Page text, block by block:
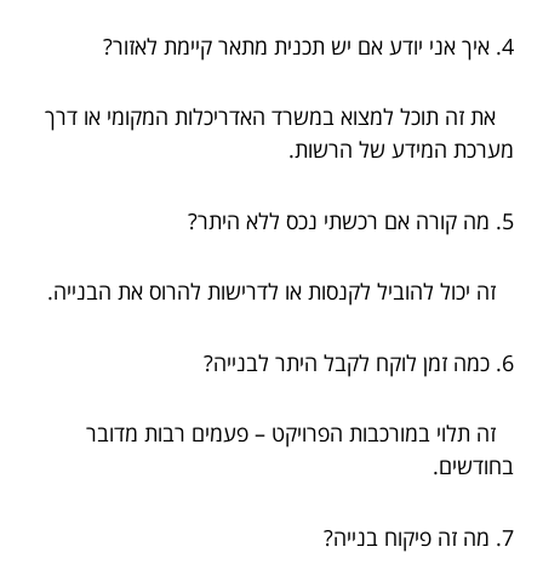
4. איך אני יודע אם יש תכנית מתאר קיימת לאזור?
את זה תוכל למצוא במשרד האדריכלות המקומי או דרך
מערכת המידע של הרשות.
5. מה קורה אם רכשתי נכס ללא היתר?
זה יכול להוביל לקנסות או לדרישות להרוס את הבנייה.
6. כמה זמן לוקח לקבל היתר לבנייה?
זה תלוי במורכבות הפרויקט – פעמים רבות מדובר
בחודשים.
7. מה זה פיקוח בנייה?